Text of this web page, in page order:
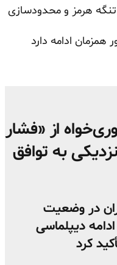
هرمز و محدودسازی
ادامه دارد
از «فشار
به توافق
در وضعیت
دیپلماسی
کرد